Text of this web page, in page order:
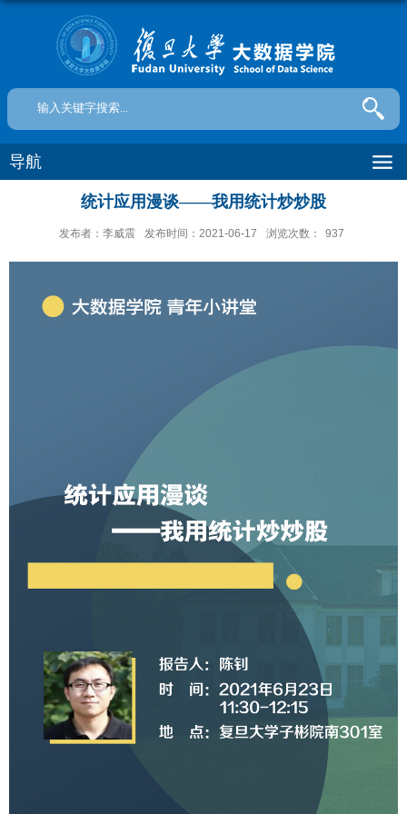
导航
统计应用漫谈——我用统计炒炒股
发布者：李威震 发布时间：2021-06-17 浏览次数： 937